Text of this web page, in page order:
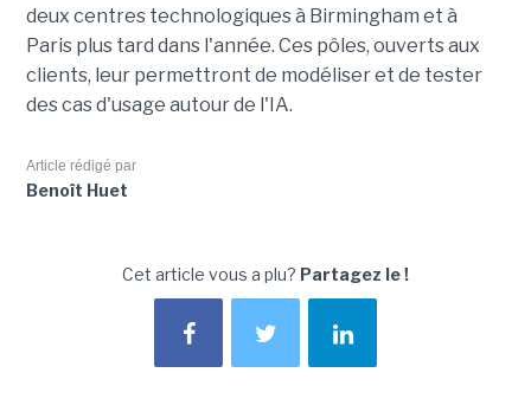
deux centres technologiques à Birmingham et à
Paris plus tard dans l'année. Ces pôles, ouverts aux
clients, leur permettront de modéliser et de tester
des cas d'usage autour de l'IA.
Article rédigé par
Benoît Huet
Cet article vous a plu? Partagez le !